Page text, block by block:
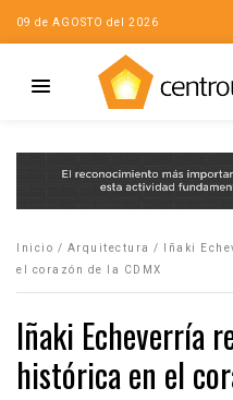
09 de AGOSTO del 2026
Inicio / Arquitectura /
Iñaki
el corazón de la CDMX
Iñaki Echeverría
histórica en el